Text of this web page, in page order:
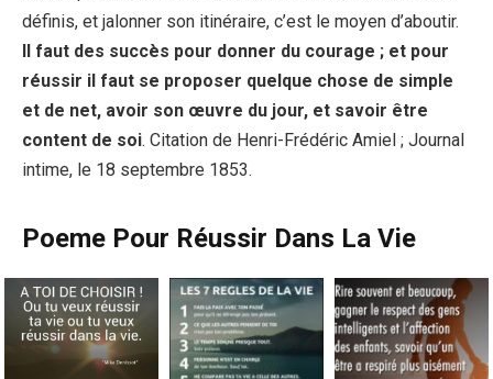
définis, et jalonner son itinéraire, c’est le moyen d’aboutir.
Il faut des succès pour donner du courage ; et pour
réussir il faut se proposer quelque chose de simple
et de net, avoir son œuvre du jour, et savoir être
content de soi. Citation de Henri-Frédéric Amiel ; Journal
intime, le 18 septembre 1853.
Poeme Pour Réussir Dans La Vie